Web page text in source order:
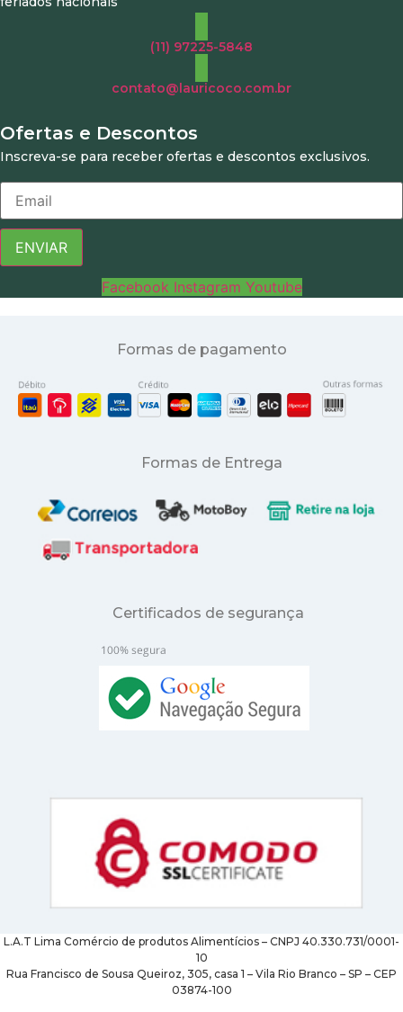
(11) 97225-5848
contato@lauricoco.com.br
Ofertas e Descontos
Inscreva-se para receber ofertas e descontos exclusivos.
ENVIAR
Facebook Instagram Youtube
Formas de pagamento
Formas de Entrega
Certificados de segurança
L.A.T Lima Comércio de produtos Alimentícios – CNPJ 40.330.731/0001-
10
Rua Francisco de Sousa Queiroz, 305, casa 1 – Vila Rio Branco – SP – CEP
03874-100